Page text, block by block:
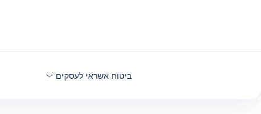
ביטוח אשראי לעסקים